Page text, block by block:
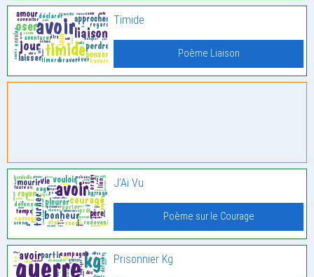
Timide
Poème Liaison
J’Ai Vu
Poème sur le Courage
Prisonnier Kg